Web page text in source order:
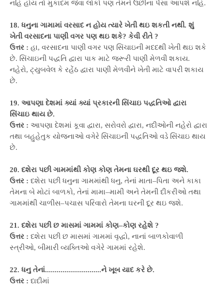
નહિ હોય તો મુકાદમ જેવા લોકો પણ તેમને ઉછીના પૈસા આપશે નહિ.
18. ધનુના ગામામાં વરસાદ ન હોય ત્યારે ખેતી થઇ શકતી નથી. શું
ખેતી વરસાદના પાણી વગર પણ થઇ શકે? કેવી રીતે ?
ઉત્તર : હા, વરસાદના પાણી વગર પણ સિંચાઇની મદદથી ખેતી થઇ શકે
છે. સિંચાઇની પદ્ધતિ દ્વારા પાક માટે જરૂરી પાણી મેળવી શકાય.
નહેરો, ટ્યુબવેલ કે રહેંઠ દ્વારા પાણી મેળવીને ખેતી માટે વાપરી શકાય
છે.
19. આપણા દેશમાં ક્યાં ક્યાં પ્રકારની સિંચાઇ પદ્ધતિઓ દ્વારા
સિંચાઇ થાય છે.
ઉત્તર : આપણા દેશમાં કૂવા દ્વારા, સરોવરો દ્વારા, નદીઓની નહેરો દ્વારા
તથા બહુહેતુક યોજનાઓ વગેરે સિંચાઇની પદ્ધતિઓ વડે સિંચાઇ થાય
છે.
20. દશેરા પછી ગામમાંથી કોણ કોણ તેમના ઘરથી દૂર થઇ જશે.
ઉત્તર : દશેરા પછી ધનુના ગામમાંથી ધનુ, તેનાં માતા–પિતા અને કાકા
તેમના બે મોટાં બાળકો, તેનાં મામા–મામી અને તેમની દીકરીઓ તથા
ગામમાંથી ચાળીસ–પચાસ પરિવારો તેમના ઘરની દૂર થઇ જશે.
21. દશેરા પછી છ માસમાં ગામમાં કોણ–કોણ રહેશે ?
ઉત્તર : દશેરા પછી છ માસમાં ગામમાં વૃદ્ધો, નાનાં બાળકોવાળી
સ્ત્રીઓ, બીમારી વ્યક્તિઓ વગેરે ગામમાં રહેશે.
22. ધનુ તેનાં.............................ને ખૂબ યાદ કરે છે.
ઉત્તર : દાદીમાં